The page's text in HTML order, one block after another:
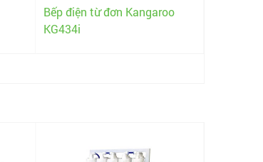
Bếp điện từ đơn Kangaroo
KG434i